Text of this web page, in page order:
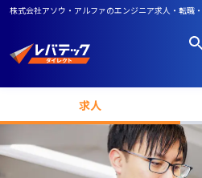
株式会社アソウ・アルファのエンジニア求人・転職
求人